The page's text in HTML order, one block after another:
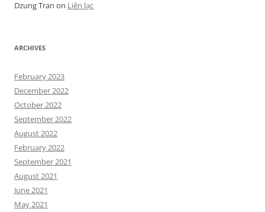
Dzung Tran on Liên lạc
ARCHIVES
February 2023
December 2022
October 2022
September 2022
August 2022
February 2022
September 2021
August 2021
June 2021
May 2021